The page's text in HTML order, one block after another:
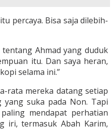
percaya. Bisa saja dilebih-
Ahmad yang duduk
itu. Dan saya heran,
selama ini.”
rata mereka datang setiap
suka pada Non. Tapi
mendapat perhatian
iri, termasuk Abah Karim,